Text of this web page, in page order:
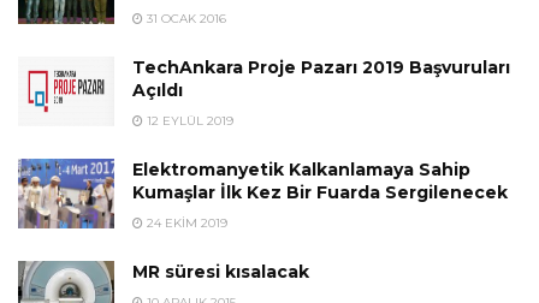
31 OCAK 2016
TechAnkara Proje Pazarı 2019 Başvuruları
Açıldı
12 EYLÜL 2019
Elektromanyetik Kalkanlamaya Sahip
Kumaşlar İlk Kez Bir Fuarda Sergilenecek
24 EKIM 2019
MR süresi kısalacak